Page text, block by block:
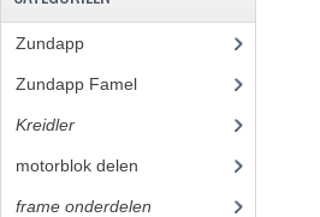
Zundapp
Zundapp Famel
Kreidler
motorblok delen
frame onderdelen